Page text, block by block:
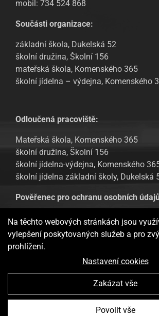
mobil: 734 524 868
Součásti organizace:
základní škola, Dukelská 52
školní družina, Školní 156
mateřská škola, Komenského 365
školní jídelna – výdejna, Komenského
Odloučená pracoviště:
Mateřská škola, Komenského 365
školní družina, Školní 156
školní jídelna-výdejna, Komenského
školní jídelna základní školy, Dukelská
Pověřenec pro ochranu osobních
Tomáš Urban, email:
GDPR – Informování veřejnosti
Základní škola a Mateřská škola Doudleby
Na těchto webových stránkách jsou
vylepšení poskytovaných služeb a pro
prohlížení.
Nastavení cookies
Zakázat vše
Povolit vše
Webové stránky ukládají v souladu se
webových stránek a pro analytické účely a
stránek s tím vyjadřujete souhlas.